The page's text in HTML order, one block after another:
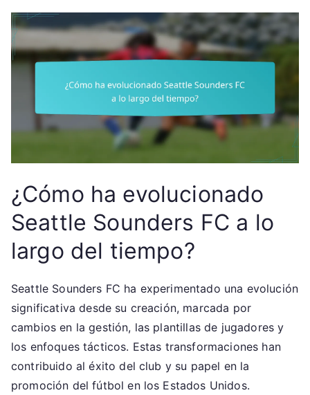
¿Cómo ha evolucionado
Seattle Sounders FC a lo
largo del tiempo?
Seattle Sounders FC ha experimentado una evolución
significativa desde su creación, marcada por
cambios en la gestión, las plantillas de jugadores y
los enfoques tácticos. Estas transformaciones han
contribuido al éxito del club y su papel en la
promoción del fútbol en los Estados Unidos.